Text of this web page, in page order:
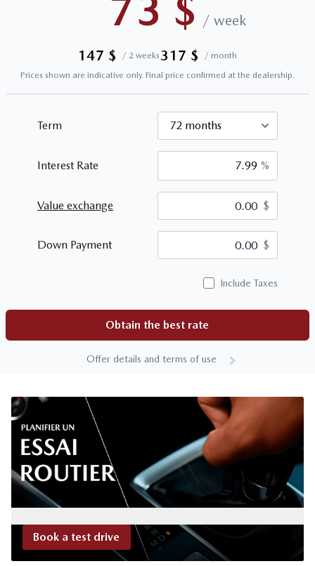
73 $ / week
147 $ / 2 weeks 317 $ / month
Prices shown are indicative only. Final price confirmed at the dealership.
Term
Interest Rate %
Value exchange $ $
Down Payment $
Include Taxes
Obtain the best rate
Offer details and terms of use
Book a test drive